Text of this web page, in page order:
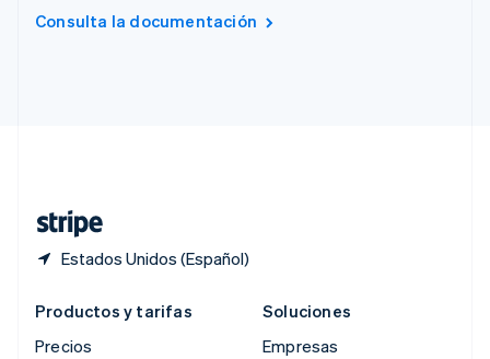
Consulta la documentación
Estados Unidos (Español)
English
Productos y tarifas
Precios
Soluciones
Empresas